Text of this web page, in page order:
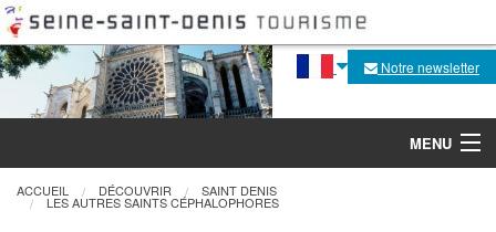
Notre newsletter
MENU
ACCUEIL DÉCOUVRIR SAINT DENIS
LES AUTRES SAINTS CÉPHALOPHORES